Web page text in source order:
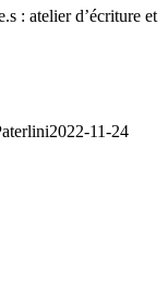
: atelier d’écriture et
2022-11-24